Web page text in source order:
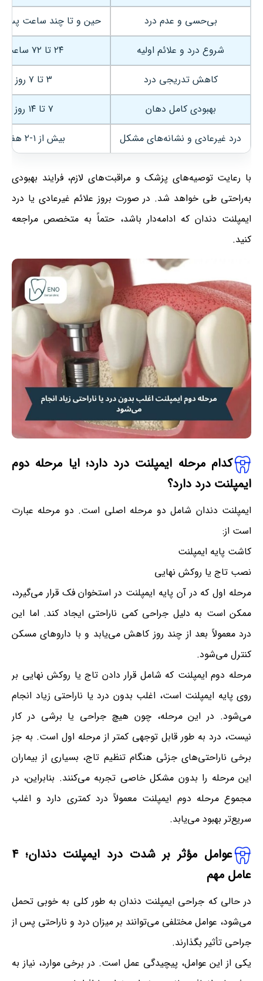
بی‌حسی و عدم درد
حین و تا چند ساعت پس
شروع درد و علائم اولیه
۲۴ تا ۷۲ ساعت
کاهش تدریجی درد
۳ تا ۷ روز
بهبودی کامل دهان
۷ تا ۱۴ روز
درد غیرعادی و نشانه‌های مشکل
بیش از ۱-۲ هفته
با رعایت توصیه‌های پزشک و مراقبت‌های لازم، فرایند بهبودی
به‌راحتی طی خواهد شد. در صورت بروز علائم غیرعادی یا درد
ایمپلنت دندان که ادامه‌دار باشد، حتماً به متخصص مراجعه
کنید.
کدام مرحله ایمپلنت درد دارد؛ ایا مرحله دوم
ایمپلنت درد دارد؟
ایمپلنت دندان شامل دو مرحله اصلی است. دو مرحله عبارت
است از:
کاشت پایه ایمپلنت
نصب تاج یا روکش نهایی
مرحله اول که در آن پایه ایمپلنت در استخوان فک قرار می‌گیرد،
ممکن است به دلیل جراحی کمی ناراحتی ایجاد کند. اما این
درد معمولاً بعد از چند روز کاهش می‌یابد و با داروهای مسکن
کنترل می‌شود.
مرحله دوم ایمپلنت که شامل قرار دادن تاج یا روکش نهایی بر
روی پایه ایمپلنت است، اغلب بدون درد یا ناراحتی زیاد انجام
می‌شود. در این مرحله، چون هیچ جراحی یا برشی در کار
نیست، درد به طور قابل توجهی کمتر از مرحله اول است. به جز
برخی ناراحتی‌های جزئی هنگام تنظیم تاج، بسیاری از بیماران
این مرحله را بدون مشکل خاصی تجربه می‌کنند. بنابراین، در
مجموع مرحله دوم ایمپلنت معمولاً درد کمتری دارد و اغلب
سریع‌تر بهبود می‌یابد.
عوامل مؤثر بر شدت درد ایمپلنت دندان؛ ۴
عامل مهم
در حالی که جراحی ایمپلنت دندان به طور کلی به خوبی تحمل
می‌شود، عوامل مختلفی می‌توانند بر میزان درد و ناراحتی پس از
جراحی تأثیر بگذارند.
یکی از این عوامل، پیچیدگی عمل است. در برخی موارد، نیاز به